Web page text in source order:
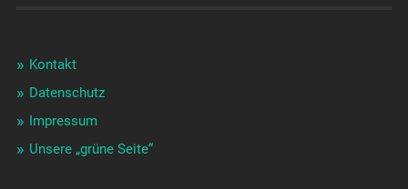
Kontakt
Datenschutz
Impressum
Unsere „grüne Seite“